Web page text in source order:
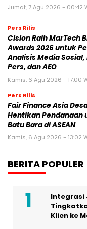
Jumat, 7 Agu 2026 - 00:42
Pers Rilis
Cision Raih MarTech
Awards 2026 untuk
Analisis Media
Pers, dan AEO
Kamis, 6 Agu 2026 - 17:00
Pers Rilis
Fair Finance Asia
Hentikan Pendanaan
Batu Bara di ASEAN
Kamis, 6 Agu 2026 - 13:02
BERITA POPULER
Integrasi
Klien ke